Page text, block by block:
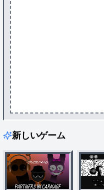
新しいゲーム